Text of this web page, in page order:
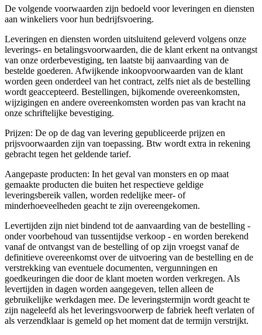
De volgende voorwaarden zijn bedoeld voor leveringen en diensten
aan winkeliers voor hun bedrijfsvoering.
Leveringen en diensten worden uitsluitend geleverd volgens onze
leverings- en betalingsvoorwaarden, die de klant erkent na ontvangst
van onze orderbevestiging, ten laatste bij aanvaarding van de
bestelde goederen. Afwijkende inkoopvoorwaarden van de klant
worden geen onderdeel van het contract, zelfs niet als de bestelling
wordt geaccepteerd. Bestellingen, bijkomende overeenkomsten,
wijzigingen en andere overeenkomsten worden pas van kracht na
onze schriftelijke bevestiging.
Prijzen: De op de dag van levering gepubliceerde prijzen en
prijsvoorwaarden zijn van toepassing. Btw wordt extra in rekening
gebracht tegen het geldende tarief.
Aangepaste producten: In het geval van monsters en op maat
gemaakte producten die buiten het respectieve geldige
leveringsbereik vallen, worden redelijke meer- of
minderhoeveelheden geacht te zijn overeengekomen.
Levertijden zijn niet bindend tot de aanvaarding van de bestelling -
onder voorbehoud van tussentijdse verkoop - en worden berekend
vanaf de ontvangst van de bestelling of op zijn vroegst vanaf de
definitieve overeenkomst over de uitvoering van de bestelling en de
verstrekking van eventuele documenten, vergunningen en
goedkeuringen die door de klant moeten worden verkregen. Als
levertijden in dagen worden aangegeven, tellen alleen de
gebruikelijke werkdagen mee. De leveringstermijn wordt geacht te
zijn nageleefd als het leveringsvoorwerp de fabriek heeft verlaten of
als verzendklaar is gemeld op het moment dat de termijn verstrijkt.